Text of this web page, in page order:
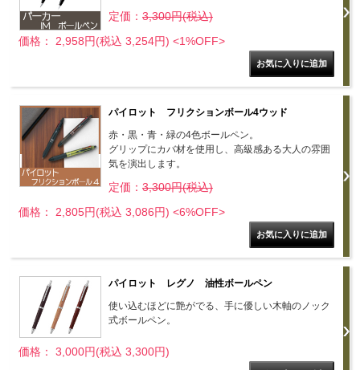
定価： 3,300円(税込)
価格： 2,958円(税込 3,254円) <1%OFF>
パイロット フリクションボール4ウッド
赤・黒・青・緑の4色ボールペン。
グリップにカバ材を使用し、高級感ある大人の雰囲
気を演出します。
定価： 3,300円(税込)
価格： 2,805円(税込 3,086円) <6%OFF>
パイロット レグノ 油性ボールペン
使い込むほどに艶がでる、手に優しい木軸のノック
式ボールペン。
価格： 3,000円(税込 3,300円)